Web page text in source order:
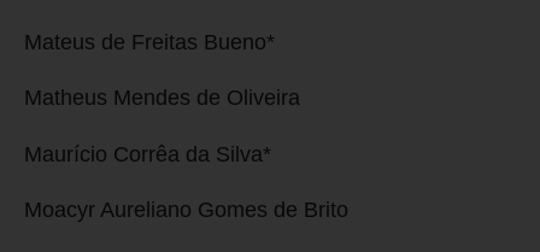
Mateus de Freitas Bueno*
Matheus Mendes de Oliveira
Maurício Corrêa da Silva*
Moacyr Aureliano Gomes de Brito